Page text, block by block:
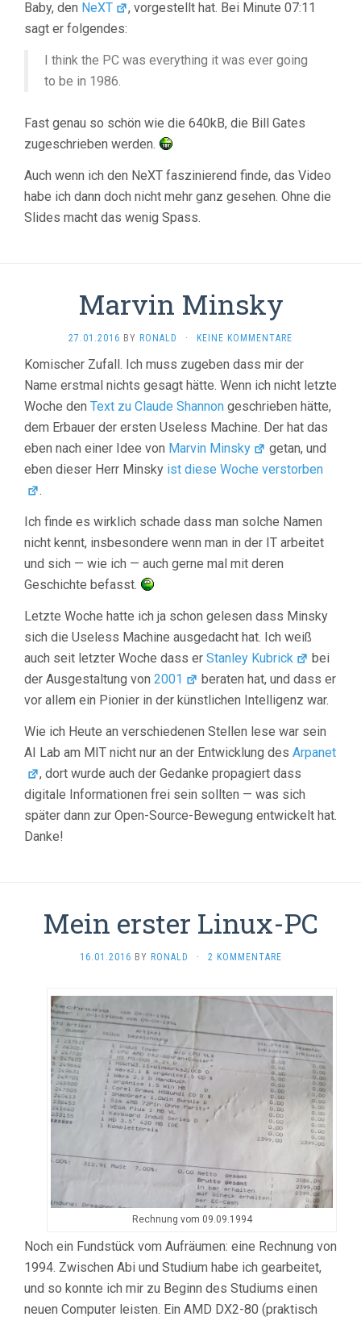
Baby, den NeXT
, vorgestellt hat. Bei Minute 07:11
sagt er folgendes:
I think the PC was everything it was ever going
to be in 1986.
Fast genau so schön wie die 640kB, die Bill Gates
zugeschrieben werden.
Auch wenn ich den NeXT faszinierend finde, das Video
habe ich dann doch nicht mehr ganz gesehen. Ohne die
Slides macht das wenig Spass.
Marvin Minsky
27.01.2016 BY RONALD · KEINE KOMMENTARE
Komischer Zufall. Ich muss zugeben dass mir der
Name erstmal nichts gesagt hätte. Wenn ich nicht letzte
Woche den Text zu Claude Shannon geschrieben hätte,
dem Erbauer der ersten Useless Machine. Der hat das
eben nach einer Idee von Marvin Minsky
getan, und
eben dieser Herr Minsky ist diese Woche verstorben
.
Ich finde es wirklich schade dass man solche Namen
nicht kennt, insbesondere wenn man in der IT arbeitet
und sich — wie ich — auch gerne mal mit deren
Geschichte befasst.
Letzte Woche hatte ich ja schon gelesen dass Minsky
sich die Useless Machine ausgedacht hat. Ich weiß
auch seit letzter Woche dass er Stanley Kubrick
bei
der Ausgestaltung von 2001
beraten hat, und dass er
vor allem ein Pionier in der künstlichen Intelligenz war.
Wie ich Heute an verschiedenen Stellen lese war sein
AI Lab am MIT nicht nur an der Entwicklung des Arpanet
, dort wurde auch der Gedanke propagiert dass
digitale Informationen frei sein sollten — was sich
später dann zur Open-Source-Bewegung entwickelt hat.
Danke!
Mein erster Linux-PC
16.01.2016 BY RONALD · 2 KOMMENTARE
Rechnung vom 09.09.1994
Noch ein Fundstück vom Aufräumen: eine Rechnung von
1994. Zwischen Abi und Studium habe ich gearbeitet,
und so konnte ich mir zu Beginn des Studiums einen
neuen Computer leisten. Ein AMD DX2-80 (praktisch